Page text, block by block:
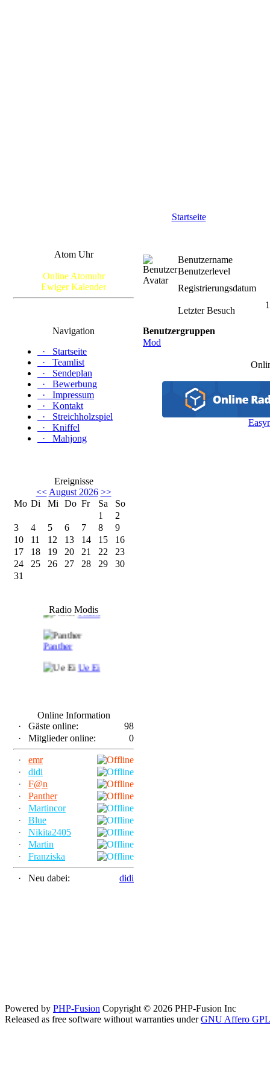
Startseite
Atom Uhr
Online Atomuhr
Ewiger Kalender
Navigation
·
Startseite
·
Teamlist
·
Sendeplan
·
Bewerbung
·
Impressum
·
Kontakt
·
Streichholzspiel
·
Kniffel
·
Mahjong
Ereignisse
<< August 2026 >>
Mo Di Mi Do Fr Sa
So
1
2
3
4 5 6 7 8
9
10
11 12 13 14 15
16
17
18 19 20 21 22
23
24
25 26 27 28 29
30
31
Radio Modis
Frank
Panther
Ue Ei
Online Information
·
Gäste online:
98
·
Mitglieder online: 0
·
emr
·
didi
·
F@n
·
Panther
·
Martincor
·
Blue
·
Nikita2405
·
Martin
·
Franziska
· Neu dabei: didi
Benutzername
Benutzerlevel
Registrierungsdatum
Letzter Besuch
Benutzergruppen
Mod
Powered by PHP-Fusion Copyright © 2026 PHP-Fusion Inc
Released as free software without warranties underGNU Affero GPL